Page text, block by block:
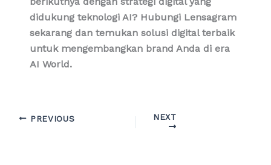
didukung teknologi AI? Hubungi Lensagram
sekarang dan temukan solusi digital terbaik
untuk mengembangkan brand Anda di era
AI World.
PREVIOUS NEXT